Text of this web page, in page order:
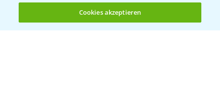
(noch 4)
Allgemeine Nutzungsbedingungen
Datenschutzerklärung
Impressum
Gebrauchshinweise
Cookies akzeptieren